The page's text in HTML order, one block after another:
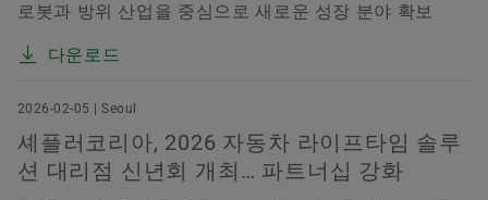
로봇과 방위 산업을 중심으로 새로운 성장 분야 확보
다운로드
2026-02-05 | Seoul
셰플러코리아, 2026 자동차 라이프타임 솔루
션 대리점 신년회 개최… 파트너십 강화